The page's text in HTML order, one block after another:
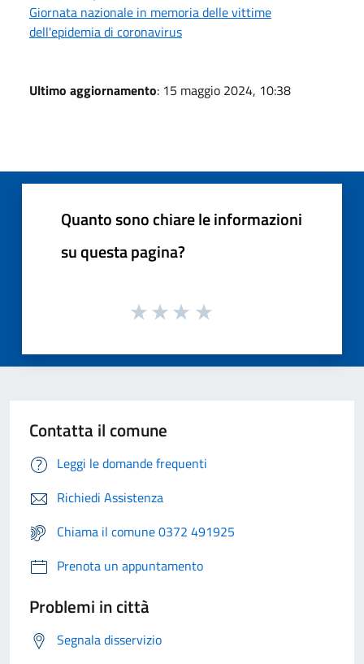
Giornata nazionale in memoria delle vittime
dell'epidemia di coronavirus
Ultimo aggiornamento: 15 maggio 2024, 10:38
Quanto sono chiare le informazioni
su questa pagina?
Contatta il comune
Leggi le domande frequenti
Richiedi Assistenza
Chiama il comune 0372 491925
Prenota un appuntamento
Problemi in città
Segnala disservizio